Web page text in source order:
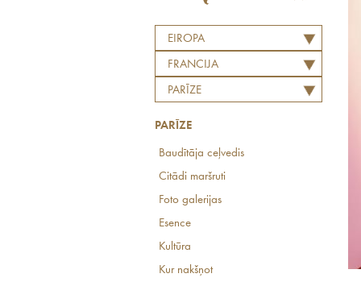
EIROPA
FRANCIJA
PARĪZE
PARĪZE
Baudītāja ceļvedis
Citādi maršruti
Foto galerijas
Esence
Kultūra
Kur nakšņot